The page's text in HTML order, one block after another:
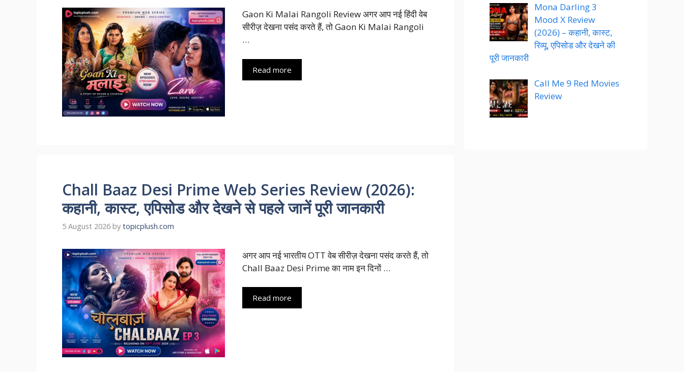
Gaon Ki Malai Rangoli Review अगर आप नई हिंदी वेब
सीरीज़ देखना पसंद करते हैं, तो Gaon Ki Malai Rangoli
…
Read more
Chall Baaz Desi Prime Web Series Review (2026):
कहानी, कास्ट, एपिसोड और देखने से पहले जानें पूरी जानकारी
5 August 2026 by topicplush.com
अगर आप नई भारतीय OTT वेब सीरीज़ देखना पसंद करते हैं, तो
Chall Baaz Desi Prime का नाम इन दिनों …
Read more
Mona Darling 3
Mood X Review
(2026) – कहानी, कास्ट,
रिव्यू, एपिसोड और देखने की
पूरी जानकारी
Call Me 9 Red Movies
Review